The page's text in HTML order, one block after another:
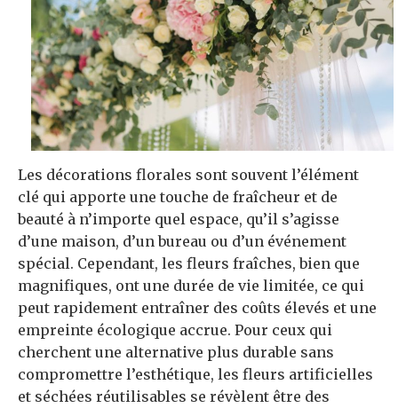
Les décorations florales sont souvent l’élément
clé qui apporte une touche de fraîcheur et de
beauté à n’importe quel espace, qu’il s’agisse
d’une maison, d’un bureau ou d’un événement
spécial. Cependant, les fleurs fraîches, bien que
magnifiques, ont une durée de vie limitée, ce qui
peut rapidement entraîner des coûts élevés et une
empreinte écologique accrue. Pour ceux qui
cherchent une alternative plus durable sans
compromettre l’esthétique, les fleurs artificielles
et séchées réutilisables se révèlent être des